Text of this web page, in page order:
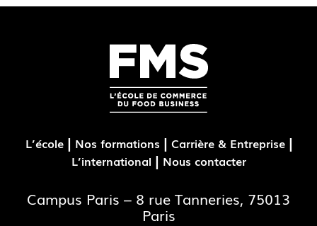
L’école| Nos formations | Carrière & Entreprise|
L’international | Nous contacter
Campus Paris – 8 rue Tanneries, 75013
Paris